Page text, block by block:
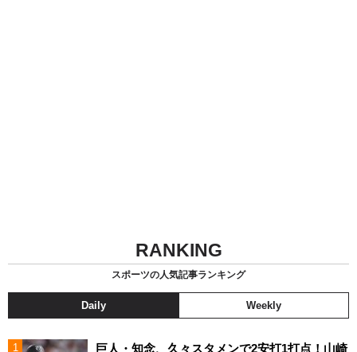
RANKING
スポーツの人気記事ランキング
Daily Weekly
巨人・知念、久々スタメンで2安打1打点！山崎